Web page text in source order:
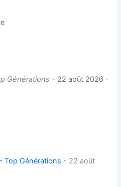
Générations - 22 août 2026 -
Top Générations - 22 août